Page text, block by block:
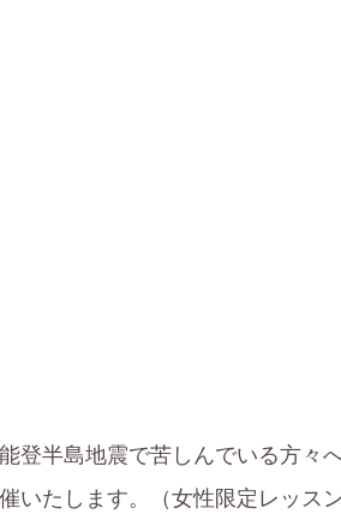
登半島地震で苦しんでいる方々
いたします。（女性限定レッス